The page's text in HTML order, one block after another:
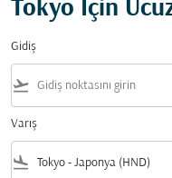
Tokyo İçin
Gidiş
flight_takeoff
Varış
flight_land